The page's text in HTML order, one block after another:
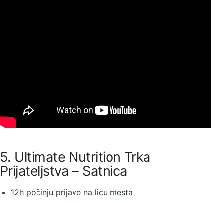
5. Ultimate Nutrition Trka
Prijateljstva – Satnica
12h počinju prijave na licu mesta